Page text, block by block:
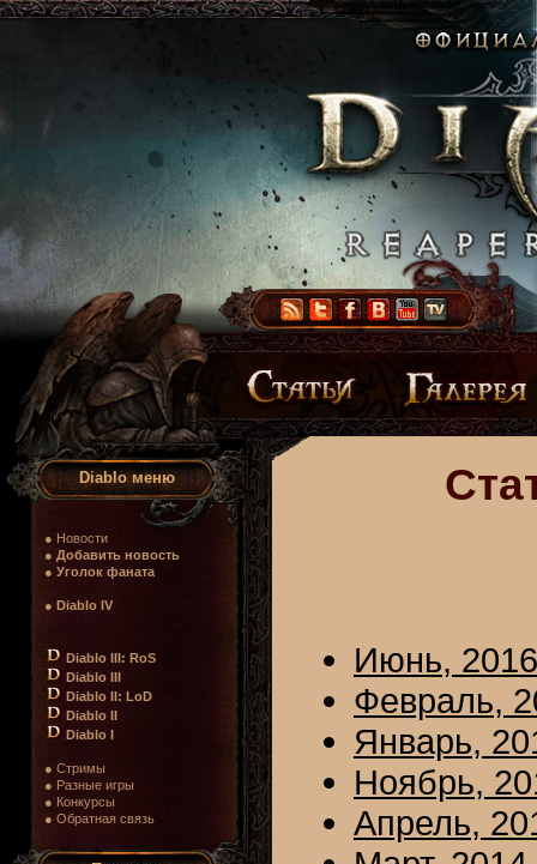
Diablo меню
● Новости
● Добавить новость
● Уголок фаната
● Diablo IV
Diablo III: RoS
Diablo III
Diablo II: LoD
Diablo II
Diablo I
● Стримы
● Разные игры
● Конкурсы
● Обратная связь
Июнь, 2016
Февраль,
Январь,
Ноябрь,
Апрель,